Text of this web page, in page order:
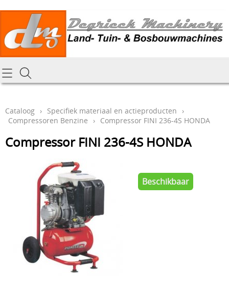
Homepagina
Tractoren & aanbouwdelen
Tuin- Park- & Bosbouwmachines
Graafmachines & grondverzet
Generatoren
Specifiek materiaal en actieproducten
Hoe online bestellen
Mijn bestelling laten leveren
Draai-en freeswerk
Onze Repairshop Diensten
Cataloog › Specifiek materiaal en actieproducten
›
Compressoren Benzine
› Compressor FINI 236-4S HONDA
Compressor FINI 236-4S HONDA
Beschikbaar